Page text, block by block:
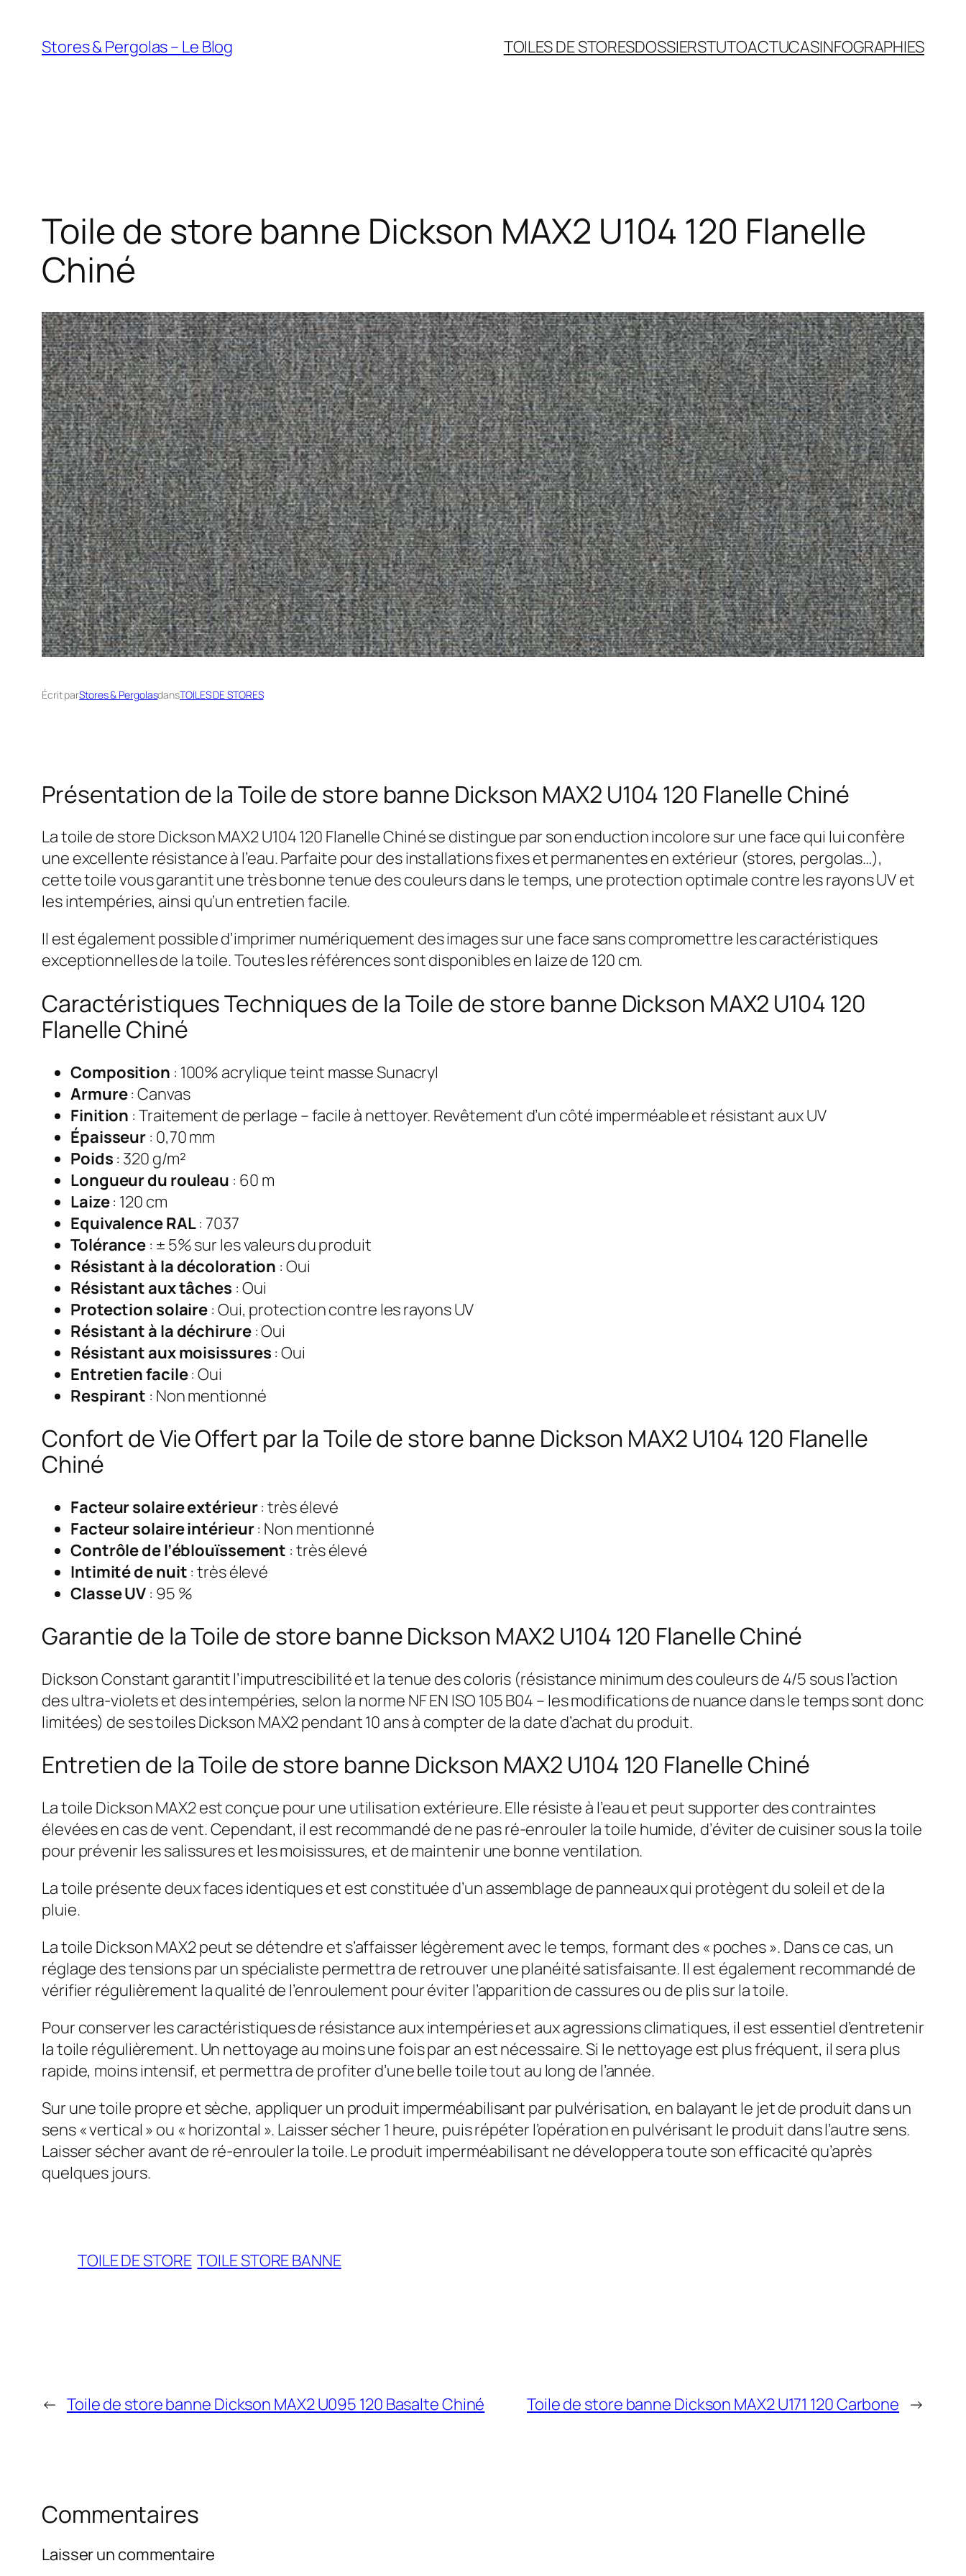
contenu
Stores & Pergolas – Le Blog TOILES DE STORESDOSSIERSTUTOACTUCASINFOGRAPHIES
Toile de store banne Dickson MAX2 U104 120 Flanelle
Chiné
Écrit parStores & PergolasdansTOILES DE STORES
Présentation de la Toile de store banne Dickson MAX2 U104 120 Flanelle Chiné
La toile de store Dickson MAX2 U104 120 Flanelle Chiné se distingue par son enduction incolore sur une face qui lui confère
une excellente résistance à l’eau. Parfaite pour des installations fixes et permanentes en extérieur (stores, pergolas…),
cette toile vous garantit une très bonne tenue des couleurs dans le temps, une protection optimale contre les rayons UV et
les intempéries, ainsi qu’un entretien facile.
Il est également possible d’imprimer numériquement des images sur une face sans compromettre les caractéristiques
exceptionnelles de la toile. Toutes les références sont disponibles en laize de 120 cm.
Caractéristiques Techniques de la Toile de store banne Dickson MAX2 U104 120
Flanelle Chiné
Composition : 100% acrylique teint masse Sunacryl
Armure: Canvas
Finition : Traitement de perlage – facile à nettoyer. Revêtement d’un côté imperméable et résistant aux UV
Épaisseur : 0,70 mm
Poids : 320 g/m²
Longueur du rouleau : 60 m
Laize: 120 cm
Equivalence RAL: 7037
Tolérance : ± 5% sur les valeurs du produit
Résistant à la décoloration : Oui
Résistant aux tâches : Oui
Protection solaire : Oui, protection contre les rayons UV
Résistant à la déchirure: Oui
Résistant aux moisissures : Oui
Entretien facile: Oui
Respirant : Non mentionné
Confort de Vie Offert par la Toile de store banne Dickson MAX2 U104 120 Flanelle
Chiné
Facteur solaire extérieur: très élevé
Facteur solaire intérieur: Non mentionné
Contrôle de l’éblouïssement : très élevé
Intimité de nuit : très élevé
Classe UV : 95 %
Garantie de la Toile de store banne Dickson MAX2 U104 120 Flanelle Chiné
Dickson Constant garantit l’imputrescibilité et la tenue des coloris (résistance minimum des couleurs de 4/5 sous l’action
des ultra-violets et des intempéries, selon la norme NF EN ISO 105 B04 – les modifications de nuance dans le temps sont donc
limitées) de ses toiles Dickson MAX2 pendant 10 ans à compter de la date d’achat du produit.
Entretien de la Toile de store banne Dickson MAX2 U104 120 Flanelle Chiné
La toile Dickson MAX2 est conçue pour une utilisation extérieure. Elle résiste à l’eau et peut supporter des contraintes
élevées en cas de vent. Cependant, il est recommandé de ne pas ré-enrouler la toile humide, d’éviter de cuisiner sous la toile
pour prévenir les salissures et les moisissures, et de maintenir une bonne ventilation.
La toile présente deux faces identiques et est constituée d’un assemblage de panneaux qui protègent du soleil et de la
pluie.
La toile Dickson MAX2 peut se détendre et s’affaisser légèrement avec le temps, formant des « poches ». Dans ce cas, un
réglage des tensions par un spécialiste permettra de retrouver une planéité satisfaisante. Il est également recommandé de
vérifier régulièrement la qualité de l’enroulement pour éviter l’apparition de cassures ou de plis sur la toile.
Pour conserver les caractéristiques de résistance aux intempéries et aux agressions climatiques, il est essentiel d’entretenir
la toile régulièrement. Un nettoyage au moins une fois par an est nécessaire. Si le nettoyage est plus fréquent, il sera plus
rapide, moins intensif, et permettra de profiter d’une belle toile tout au long de l’année.
Sur une toile propre et sèche, appliquer un produit imperméabilisant par pulvérisation, en balayant le jet de produit dans un
sens « vertical » ou « horizontal ». Laisser sécher 1 heure, puis répéter l’opération en pulvérisant le produit dans l’autre sens.
Laisser sécher avant de ré-enrouler la toile. Le produit imperméabilisant ne développera toute son efficacité qu’après
quelques jours.
TOILE DE STORE TOILE STORE BANNE
← Toile de store banne Dickson MAX2 U095 120 Basalte Chiné Toile de store banne Dickson MAX2 U171 120 Carbone →
Commentaires
Laisser un commentaire